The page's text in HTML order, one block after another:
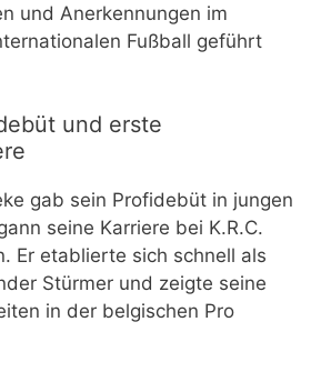
und Anerkennungen im
Fußball geführt
und erste
gab sein Profidebüt in jungen
seine Karriere bei K.R.C.
Er etablierte sich schnell als
Stürmer und zeigte seine
in der belgischen Pro